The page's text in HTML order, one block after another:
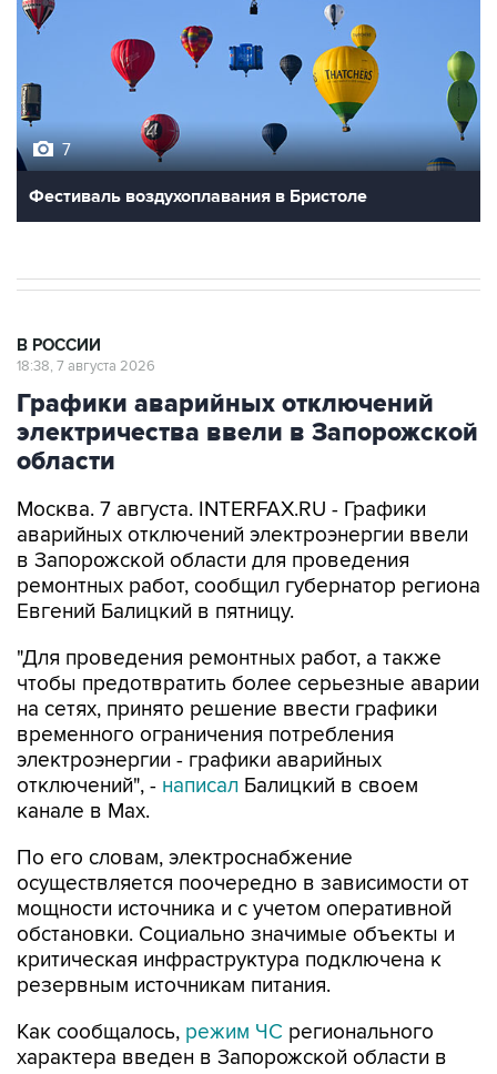
7
Фестиваль воздухоплавания в Бристоле
В РОССИИ
18:38, 7 августа 2026
Графики аварийных отключений
электричества ввели в Запорожской
области
Москва. 7 августа. INTERFAX.RU - Графики
аварийных отключений электроэнергии ввели
в Запорожской области для проведения
ремонтных работ, сообщил губернатор региона
Евгений Балицкий в пятницу.
"Для проведения ремонтных работ, а также
чтобы предотвратить более серьезные аварии
на сетях, принято решение ввести графики
временного ограничения потребления
электроэнергии - графики аварийных
отключений", - написал Балицкий в своем
канале в Max.
По его словам, электроснабжение
осуществляется поочередно в зависимости от
мощности источника и с учетом оперативной
обстановки. Социально значимые объекты и
критическая инфраструктура подключена к
резервным источникам питания.
Как сообщалось, режим ЧС регионального
характера введен в Запорожской области в